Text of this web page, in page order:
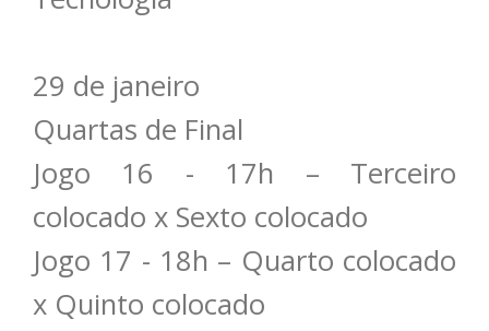
29 de janeiro
Quartas de Final
Jogo 16 - 17h – Terceiro
colocado x Sexto colocado
Jogo 17 - 18h – Quarto colocado
x Quinto colocado